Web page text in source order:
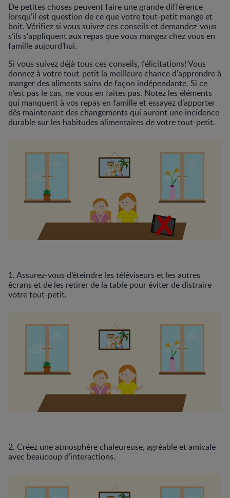
De petites choses peuvent faire une grande différence
lorsqu’il est question de ce que votre tout-petit mange et
boit. Vérifiez si vous suivez ces conseils et demandez-vous
s’ils s’appliquent aux repas que vous mangez chez vous en
famille aujourd’hui.
Si vous suivez déjà tous ces conseils, félicitations! Vous
donnez à votre tout-petit la meilleure chance d’apprendre à
manger des aliments sains de façon indépendante. Si ce
n’est pas le cas, ne vous en faites pas. Notez les éléments
qui manquent à vos repas en famille et essayez d’apporter
dès maintenant des changements qui auront une incidence
durable sur les habitudes alimentaires de votre tout-petit.
1. Assurez-vous d’éteindre les téléviseurs et les autres
écrans et de les retirer de la table pour éviter de distraire
votre tout-petit.
2. Créez une atmosphère chaleureuse, agréable et amicale
avec beaucoup d’interactions.